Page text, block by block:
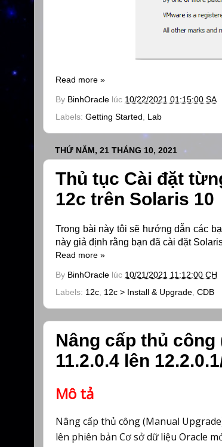
Read more »
By BinhOracle lúc 10/22/2021 01:15:00 SA
Labels: Getting Started Lab
THỨ NĂM, 21 THÁNG 10, 2021
Thủ tục Cài đặt
12c trên Solaris 10
Trong bài này tôi sẽ hướng dẫn các
này giả định rằng bạn đã cài đặt
Read more »
By BinhOracle lúc 10/21/2021 11:12:00 CH
Labels: 12c, 12c > Install & Upgrade, CDB
Nâng cấp thủ
11.2.0.4 lên
Mô tả
Nâng cấp thủ công (Manual
lên phiên bản Cơ sở dữ liệu Oracle